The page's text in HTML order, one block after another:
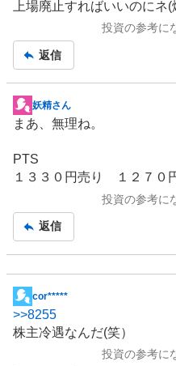
上場廃止すればいいのにネ(
投資の参考に
返信
掲
示
記
事
妖精さん
まあ、無理ね。
PTS
１３３０円売り １２７０
投資の参考に
返信
掲
示
板
cor*****
>>8255
株主冷遇なんだ(笑）
投資の参考に